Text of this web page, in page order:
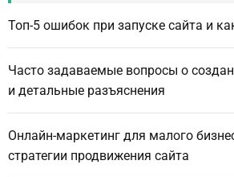
Топ-5 ошибок при запуске сайта и
Часто задаваемые вопросы о
и детальные разъяснения
Онлайн-маркетинг для малого
стратегии продвижения сайта